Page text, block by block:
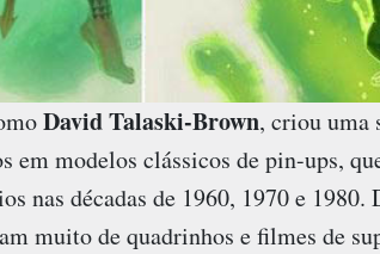
David Talaski-Brown, criou uma
em modelos clássicos de pin-ups,
nas décadas de 1960, 1970 e 1980.
muito de quadrinhos e filmes de